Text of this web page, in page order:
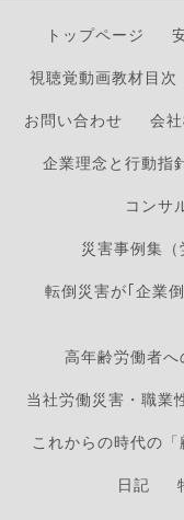
トップページ
視聴覚動画教材目次
お問い合わせ
会
企業理念と行動指
コンサ
災害事例集（
転倒災害が｢企業
高年齢労働者へ
当社労働災害・職業
これからの時代の
日記